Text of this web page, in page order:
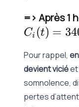
=> Après 1
Ci (t) =
Pour rappel,
devient viciéet
somnolence,
pertes